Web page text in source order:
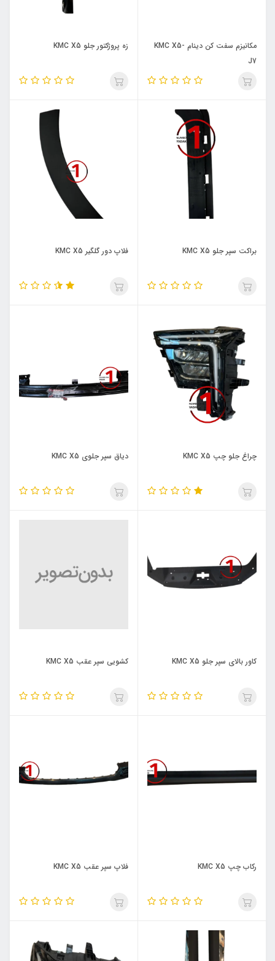
مکانیزم سفت کن دینام KMC X5-
J7
زه پروژکتور جلو KMC X5
براکت سپر جلو KMC X5 فلاپ دور گلگیر KMC X5
چراغ جلو چپ KMC X5 دیاق سپر جلوی KMC X5
کاور بالای سپر جلو KMC X5 کشویی سپر عقب KMC X5
رکاب چپ KMC X5 فلاپ سپر عقب KMC X5